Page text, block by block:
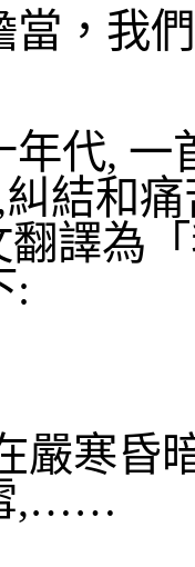
當，我
年代, 一
糾結和痛
翻譯為
:
嚴寒昏
,……